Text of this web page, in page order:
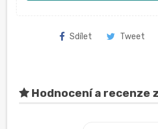
Sdílet Tweet
Hodnocení a recenze